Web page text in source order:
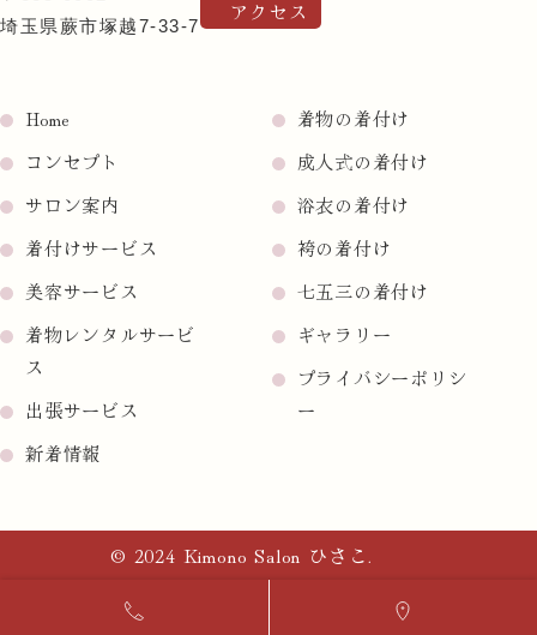
埼玉県蕨市塚越7-33-7
アクセス
Home
コンセプト
サロン案内
着付けサービス
美容サービス
着物レンタルサービ
ス
出張サービス
新着情報
着物の着付け
成人式の着付け
浴衣の着付け
袴の着付け
七五三の着付け
ギャラリー
プライバシーポリシ
ー
© 2024 Kimono Salon ひさこ.